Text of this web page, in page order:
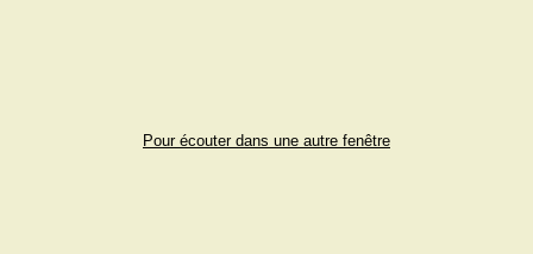
Pour écouter dans une autre fenêtre